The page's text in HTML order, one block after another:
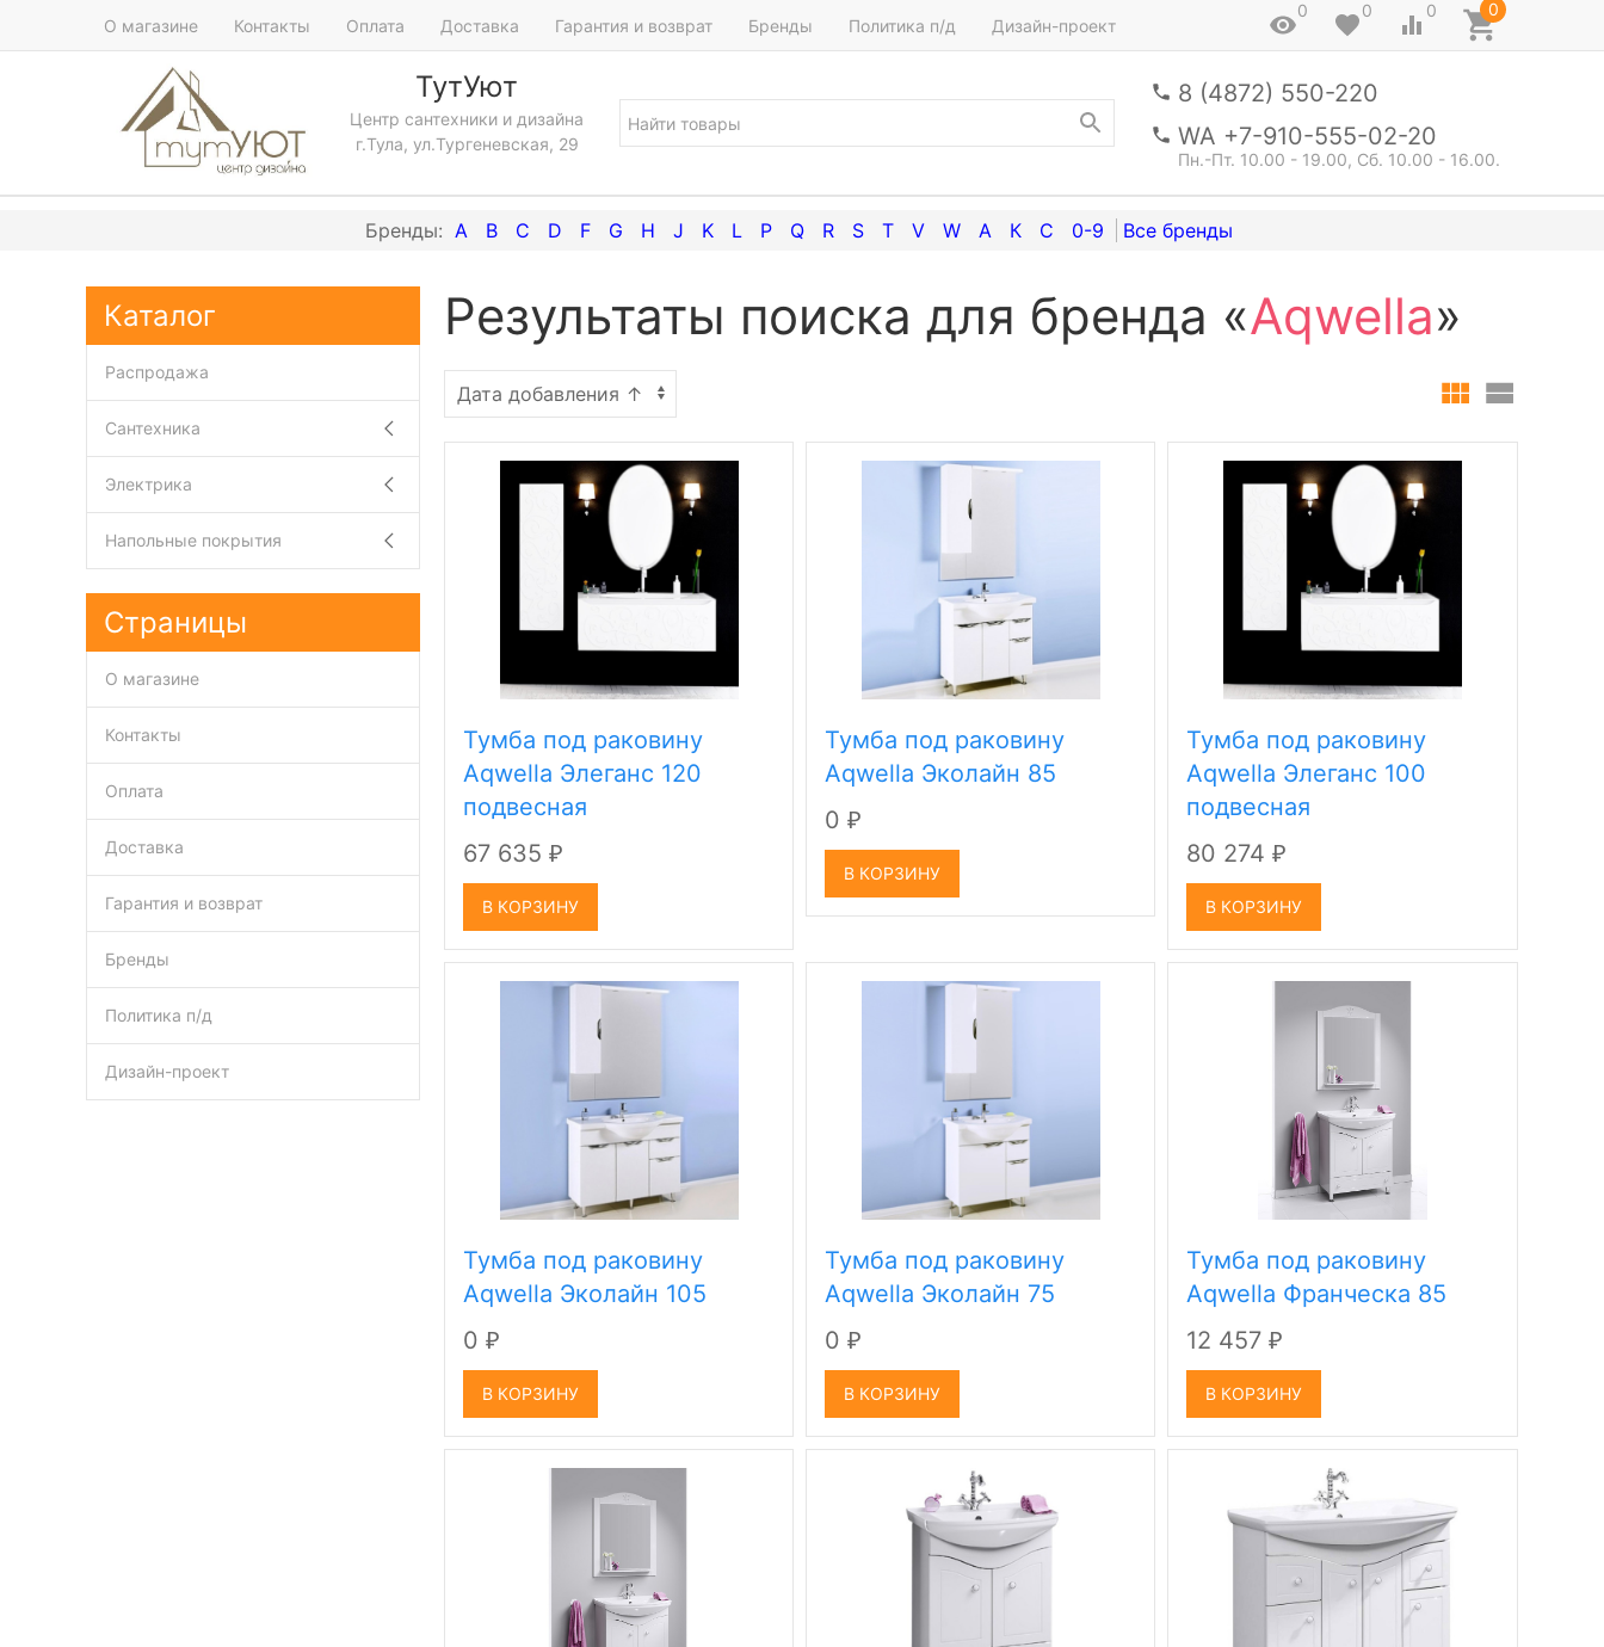
О магазине Контакты Оплата Доставка Гарантия и возврат Бренды Политика п/д Дизайн-проект
0 0 0 0
ТутУют
Центр сантехники и дизайна
г.Тула, ул.Тургеневская, 29
8 (4872) 550-220
WA +7-910-555-02-20
Пн.-Пт. 10.00 - 19.00, Сб. 10.00 - 16.00.
A B C D F G H J K L P Q R S T V W А К С 0-9
Результаты поиска для бренда «Aqwella»
Тумба под раковину
Aqwella Элеганс 120
подвесная
67 635 ₽
В КОРЗИНУ
Тумба под раковину
Aqwella Эколайн 85
0₽
В КОРЗИНУ
Тумба под раковину
Aqwella Элеганс 100
подвесная
80 274₽
В КОРЗИНУ
Тумба под раковину
Aqwella Эколайн 105
0 ₽
В КОРЗИНУ
Тумба под раковину
Aqwella Эколайн 75
0₽
В КОРЗИНУ
Тумба под раковину
Aqwella Франческа 85
12 457₽
В КОРЗИНУ
Каталог
Распродажа
Сантехника
Электрика
Напольные покрытия
Страницы
О магазине
Контакты
Оплата
Доставка
Гарантия и возврат
Бренды
Политика п/д
Дизайн-проект